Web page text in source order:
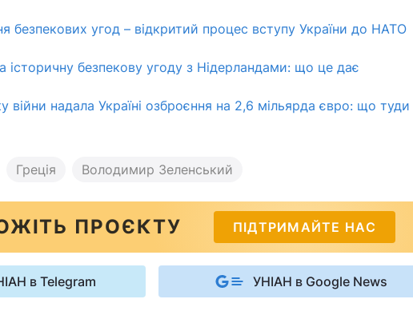
безпекових угод – відкритий процес вступу України до НАТО
історичну безпекову угоду з Нідерландами: що це дає
війни надала Україні озброєння на 2,6 мільярда євро: що туди
Греція Володимир Зеленський
ПРОЄКТУ ПІДТРИМАЙТЕ НАС
в Telegram УНІАН в Google News